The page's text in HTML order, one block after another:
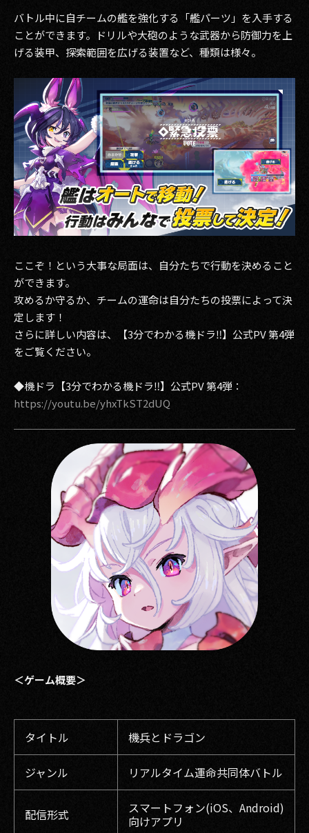
バトル中に自チームの艦を強化する「艦パーツ」を入手する
ことができます。ドリルや大砲のような武器から防御力を上
げる装甲、探索範囲を広げる装置など、種類は様々。
ここぞ！という大事な局面は、自分たちで行動を決めること
ができます。
攻めるか守るか、チームの運命は自分たちの投票によって決
定します！
さらに詳しい内容は、【3分でわかる機ドラ‼︎】公式PV 第4弾
をご覧ください。
◆機ドラ【3分でわかる機ドラ‼︎】公式PV 第4弾：
https://youtu.be/yhxTkST2dUQ
＜ゲーム概要＞
タイトル 機兵とドラゴン
ジャンル リアルタイム運命共同体バトル
配信形式
スマートフォン(iOS、Android)
向けアプリ